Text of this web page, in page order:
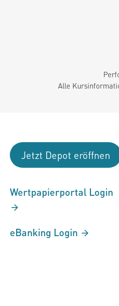
Alle
Jetzt Depot eröffnen
Wertpapierportal Login
eBanking Login